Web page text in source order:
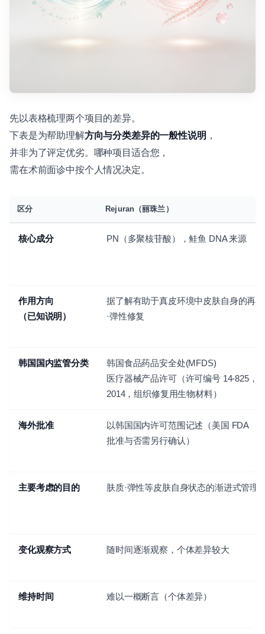
先以表格梳理两个项目的差异。
下表是为帮助理解方向与分类差异的一般性说明 ，
并非为了评定优劣。哪种项目适合您，
需在术前面诊中按个人情况决定。
区分 Rejuran（丽珠兰）
核心成分 PN（多聚核苷酸），鲑鱼 DNA 来源
作用方向
（已知说明）
据了解有助于真皮环境中皮肤自身的再生
·弹性修复
韩国国内监管分类
韩国食品药品安全处(MFDS)
医疗器械产品许可（许可编号 14-825，
2014，组织修复用生物材料）
海外批准
以韩国国内许可范围记述（美国 FDA
批准与否需另行确认）
主要考虑的目的 肤质·弹性等皮肤自身状态的渐进式管理
变化观察方式 随时间逐渐观察，个体差异较大
维持时间 难以一概断言（个体差异）